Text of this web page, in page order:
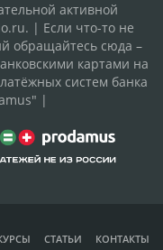
активной
| Если что-то не
обращайтесь сюда –
картами на
систем банка
|
СТАТЬИ КОНТАКТЫ